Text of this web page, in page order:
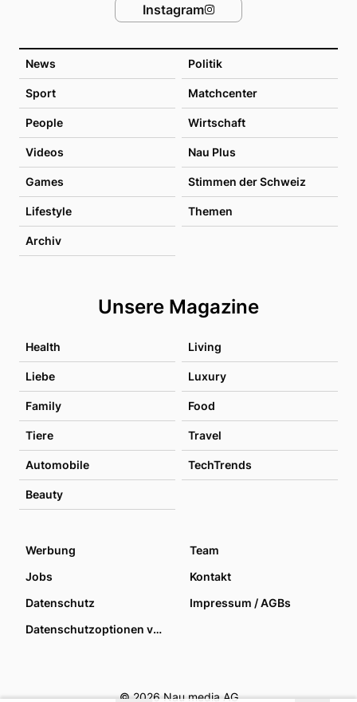
News Politik
Sport Matchcenter
People Wirtschaft
Videos Nau Plus
Games Stimmen der Schweiz
Lifestyle Themen
Archiv
Unsere Magazine
Health Living
Liebe Luxury
Family Food
Tiere Travel
Automobile TechTrends
Beauty
Instagram
Werbung
Team
Jobs
Kontakt
Datenschutz
Impressum / AGBs
Datenschutzoptionen verwalten
© 2026 Nau media AG